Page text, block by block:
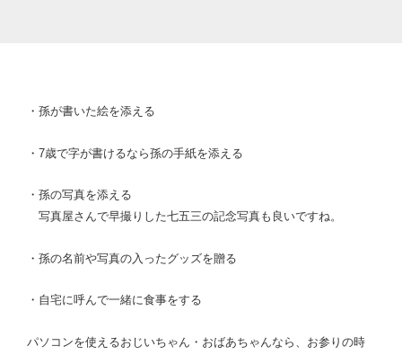
・孫が書いた絵を添える
・7歳で字が書けるなら孫の手紙を添える
・孫の写真を添える
写真屋さんで早撮りした七五三の記念写真も良いですね。
・孫の名前や写真の入ったグッズを贈る
・自宅に呼んで一緒に食事をする
パソコンを使えるおじいちゃん・おばあちゃんなら、お参りの時